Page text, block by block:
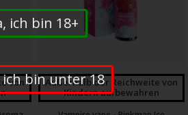
von
Außerhalb der Reichweite von
Kindern aufbewahren
ich bin 18+
bin unter 18